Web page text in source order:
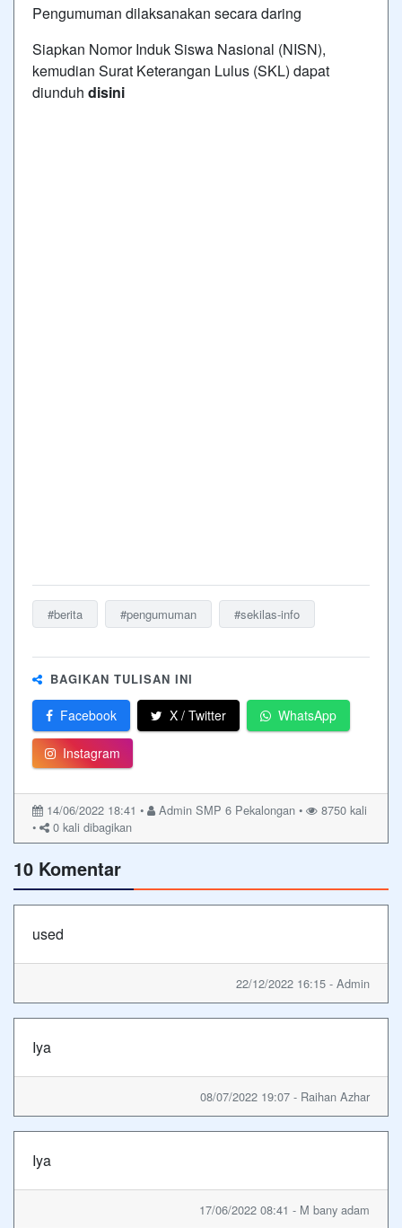
Pengumuman dilaksanakan secara daring
Siapkan Nomor Induk Siswa Nasional (NISN),
kemudian Surat Keterangan Lulus (SKL) dapat
diunduh disini
#berita #pengumuman #sekilas-info
BAGIKAN TULISAN INI
Facebook X / Twitter WhatsApp
Instagram
14/06/2022 18:41 • Admin SMP 6 Pekalongan •
8750 kali
•
0 kali dibagikan
10 Komentar
used
22/12/2022 16:15 - Admin
Iya
08/07/2022 19:07 - Raihan Azhar
Iya
17/06/2022 08:41 - M bany adam